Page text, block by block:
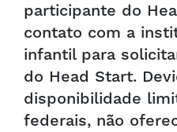
participante do
contato com a
infantil para
do Head Start.
disponibilidade
federais, não